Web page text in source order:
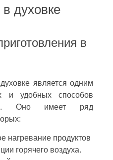
духовке
в
является одним
и удобных способов
Оно имеет ряд
нагревание продуктов
горячего воздуха.